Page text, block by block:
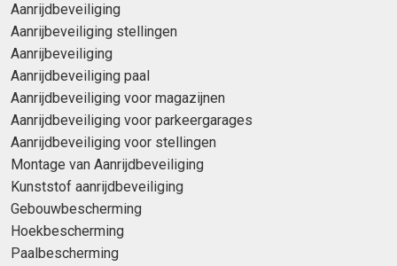
Aanrijdbeveiliging
Aanrijbeveiliging stellingen
Aanrijbeveiliging
Aanrijdbeveiliging paal
Aanrijdbeveiliging voor magazijnen
Aanrijdbeveiliging voor parkeergarages
Aanrijdbeveiliging voor stellingen
Montage van Aanrijdbeveiliging
Kunststof aanrijdbeveiliging
Gebouwbescherming
Hoekbescherming
Paalbescherming